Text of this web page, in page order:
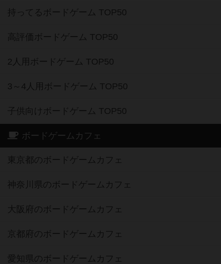
持ってるボードゲーム TOP50
高評価ボードゲーム TOP50
2人用ボードゲーム TOP50
3～4人用ボードゲーム TOP50
子供向けボードゲーム TOP50
ボードゲームカフェ
東京都のボードゲームカフェ
神奈川県のボードゲームカフェ
大阪府のボードゲームカフェ
京都府のボードゲームカフェ
愛知県のボードゲームカフェ